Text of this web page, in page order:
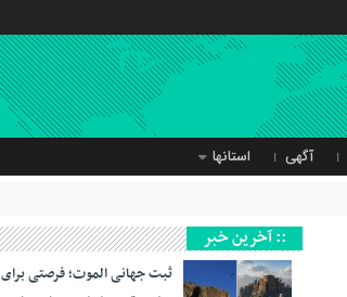
آگهی استانها
:: آخرین خبر
ثبت جهانی الموت؛ فرصتی برای